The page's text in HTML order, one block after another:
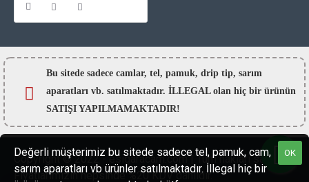
Bu sitede sadece camlar, tel, pamuk, drip tip, sarım
aparatları vb. satılmaktadır. İLLEGAL olan hiç bir ürünün
SATIŞI YAPILMAMAKTADIR!
Copyright © 2022 - esigaracam.com | Tüm hakları saklıdır.
Fiyatlarımızın hepsinde %20 KDV dahildir.
OK
Değerli müşterimiz bu sitede sadece tel, pamuk, cam,
sarım aparatları vb ürünler satılmaktadır. İllegal hiç bir